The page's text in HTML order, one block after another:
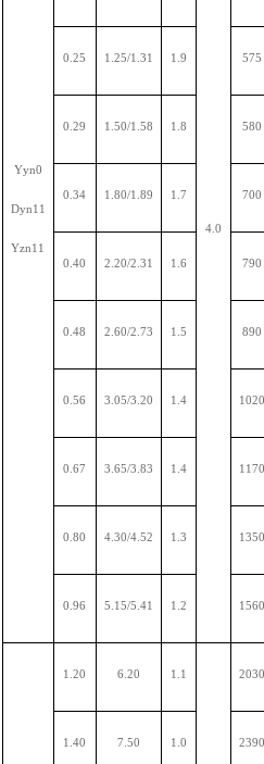
Yyn0
Dyn11
Yzn11
4.0
0.25 1.25/1.31 1.9 575
0.29 1.50/1.58 1.8 580
0.34 1.80/1.89 1.7 700
0.40 2.20/2.31 1.6 790
0.48 2.60/2.73 1.5 890
0.56 3.05/3.20 1.4 1020
0.67 3.65/3.83 1.4 1170
0.80 4.30/4.52 1.3 1350
0.96 5.15/5.41 1.2 1560
1.20 6.20 1.1 2030
1.40 7.50 1.0 2390